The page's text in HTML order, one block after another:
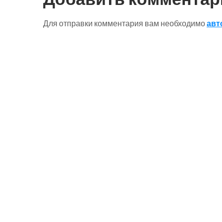
Для отправки комментария вам необходимо